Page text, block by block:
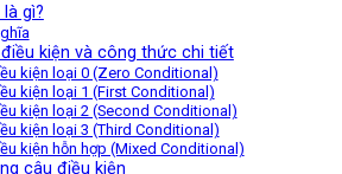
là gì?
điều kiện và công thức chi tiết
kiện loại 0 (Zero Conditional)
kiện loại 1 (First Conditional)
kiện loại 2 (Second Conditional)
kiện loại 3 (Third Conditional)
kiện hỗn hợp (Mixed Conditional)
câu điều kiện